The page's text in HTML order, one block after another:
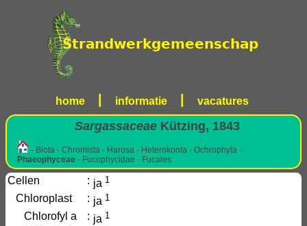
home informatie vacatures
SargassaceaeKützing, 1843
- Biota - Chromista - Harosa - Heterokonta - Ochrophyta -
Phaeophyceae - Fucophycidae - Fucales
Cellen : ja 1
Chloroplast : ja 1
Chlorofyl a : ja 1